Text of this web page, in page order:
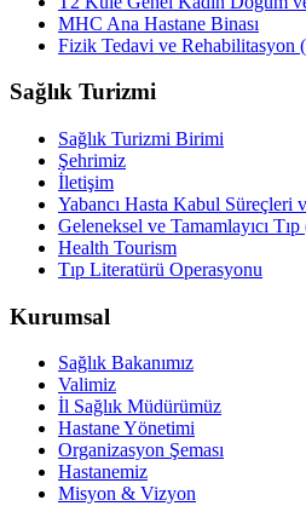
MHC Ana Hastane Binası
Fizik Tedavi ve Rehabilitasyon
Sağlık Turizmi
Sağlık Turizmi Birimi
Şehrimiz
İletişim
Yabancı Hasta Kabul Süreçleri
Geleneksel ve Tamamlayıcı
Health Tourism
Tıp Literatürü Operasyonu
Kurumsal
Sağlık Bakanımız
Valimiz
İl Sağlık Müdürümüz
Hastane Yönetimi
Organizasyon Şeması
Hastanemiz
Misyon & Vizyon